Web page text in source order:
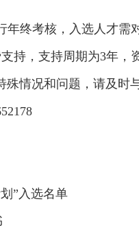
终考核，入选人才
持，支持周期为3年，
情况和问题，请及时
”入选名单